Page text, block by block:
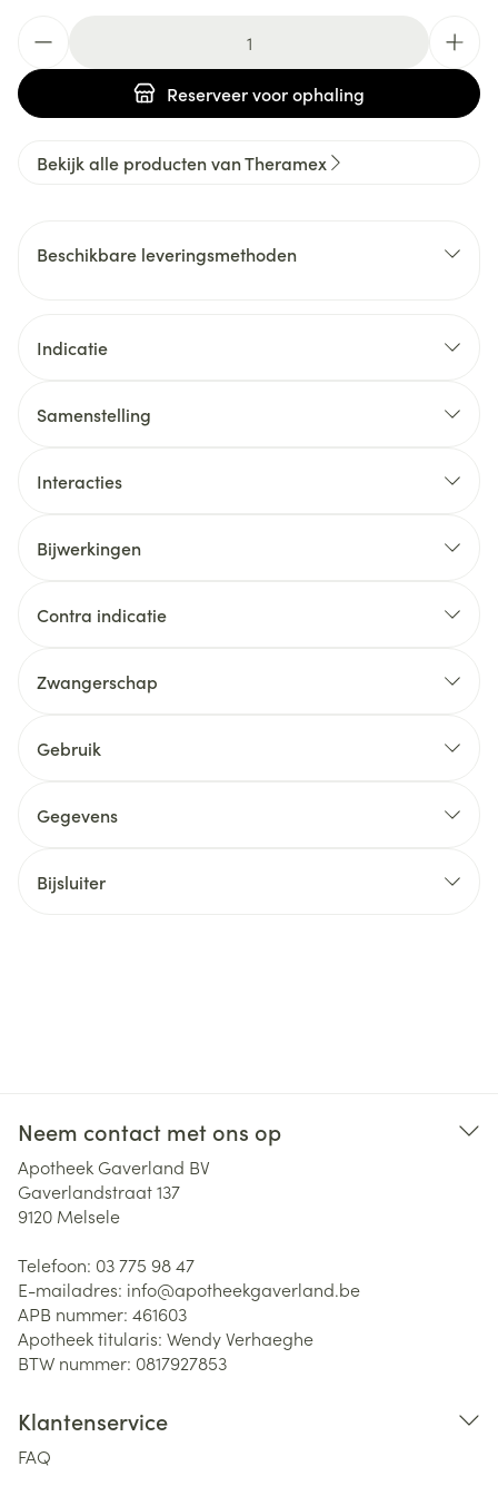
Reserveervoor ophaling
Bekijk alle producten van Theramex
Beschikbare leveringsmethoden
Indicatie
Samenstelling
Interacties
Bijwerkingen
Contra indicatie
Zwangerschap
Gebruik
Gegevens
Bijsluiter
Neem contact met ons op
Apotheek Gaverland BV
Gaverlandstraat 137
9120 Melsele
Telefoon: 03 775 98 47
E-mailadres: info@apotheekgaverland.be
APB nummer: 461603
Apotheek titularis: Wendy Verhaeghe
BTW nummer: 0817927853
Klantenservice
FAQ